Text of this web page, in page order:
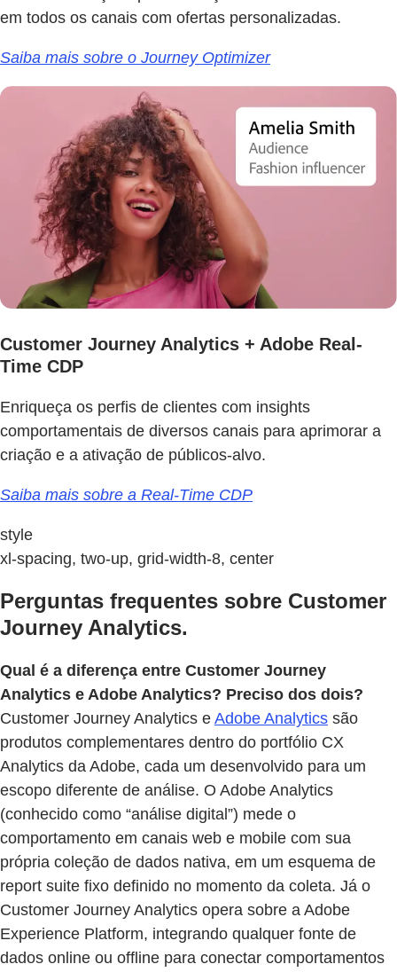
em todos os canais com ofertas personalizadas.
Saiba mais sobre o Journey Optimizer
Customer Journey Analytics + Adobe Real-
Time CDP
Enriqueça os perfis de clientes com insights
comportamentais de diversos canais para aprimorar a
criação e a ativação de públicos-alvo.
Saiba mais sobre a Real-Time CDP
style
xl-spacing, two-up, grid-width-8, center
Perguntas frequentes sobre Customer
Journey Analytics.
Qual é a diferença entre Customer Journey
Analytics e Adobe Analytics? Preciso dos dois?
Customer Journey Analytics e Adobe Analytics são
produtos complementares dentro do portfólio CX
Analytics da Adobe, cada um desenvolvido para um
escopo diferente de análise. O Adobe Analytics
(conhecido como “análise digital”) mede o
comportamento em canais web e mobile com sua
própria coleção de dados nativa, em um esquema de
report suite fixo definido no momento da coleta. Já o
Customer Journey Analytics opera sobre a Adobe
Experience Platform, integrando qualquer fonte de
dados online ou offline para conectar comportamentos